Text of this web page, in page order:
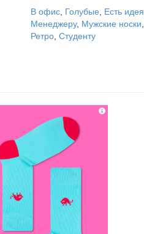
В офис Голубые Есть идея
Менеджеру, Мужские носки
Ретро Студенту